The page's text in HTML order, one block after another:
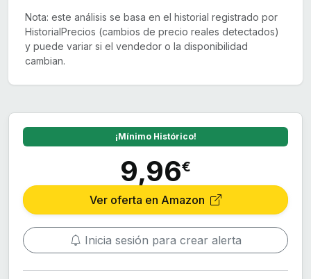
Nota: este análisis se basa en el historial registrado por
HistorialPrecios (cambios de precio reales detectados)
y puede variar si el vendedor o la disponibilidad
cambian.
¡Mínimo Histórico!
9,96€
Ver oferta en Amazon
Inicia sesión para crear alerta